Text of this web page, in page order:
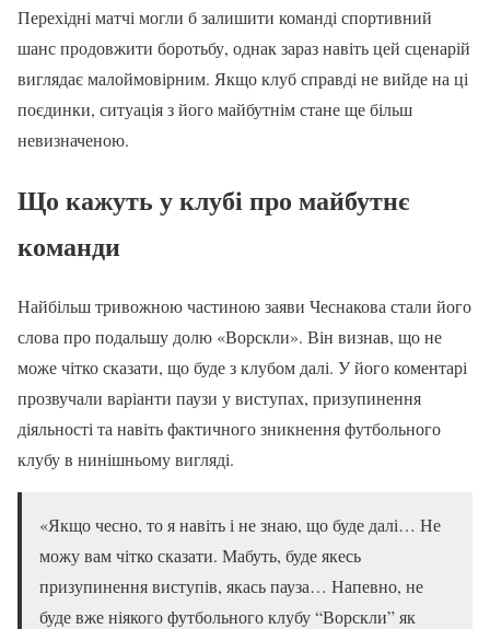
Перехідні матчі могли б залишити команді спортивний
шанс продовжити боротьбу, однак зараз навіть цей сценарій
виглядає малоймовірним. Якщо клуб справді не вийде на ці
поєдинки, ситуація з його майбутнім стане ще більш
невизначеною.
Що кажуть у клубі про майбутнє
команди
Найбільш тривожною частиною заяви Чеснакова стали його
слова про подальшу долю «Ворскли». Він визнав, що не
може чітко сказати, що буде з клубом далі. У його коментарі
прозвучали варіанти паузи у виступах, призупинення
діяльності та навіть фактичного зникнення футбольного
клубу в нинішньому вигляді.
«Якщо чесно, то я навіть і не знаю, що буде далі… Не
можу вам чітко сказати. Мабуть, буде якесь
призупинення виступів, якась пауза… Напевно, не
буде вже ніякого футбольного клубу “Ворскли” як